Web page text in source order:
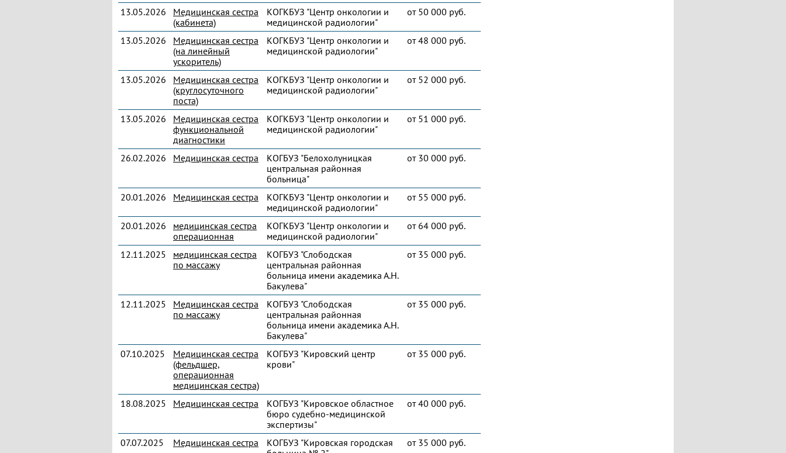
13.05.2026
Медицинская сестра
(кабинета)
КОГКБУЗ "Центр онкологии и
медицинской радиологии"
от 50 000 руб.
13.05.2026
Медицинская сестра
(на линейный
ускоритель)
КОГКБУЗ "Центр онкологии и
медицинской радиологии"
от 48 000 руб.
13.05.2026
Медицинская сестра
(круглосуточного
поста)
КОГКБУЗ "Центр онкологии и
медицинской радиологии"
от 52 000 руб.
13.05.2026
Медицинская сестра
функциональной
диагностики
КОГКБУЗ "Центр онкологии и
медицинской радиологии"
от 51 000 руб.
26.02.2026 Медицинская сестра
КОГБУЗ "Белохолуницкая
центральная районная
больница"
от 30 000 руб.
20.01.2026 Медицинская сестра
КОГКБУЗ "Центр онкологии и
медицинской радиологии"
от 55 000 руб.
20.01.2026
медицинская сестра
операционная
КОГКБУЗ "Центр онкологии и
медицинской радиологии"
от 64 000 руб.
12.11.2025
медицинская сестра
по массажу
КОГБУЗ "Слободская
центральная районная
больница имени академика А.Н.
Бакулева"
от 35 000 руб.
12.11.2025
Медицинская сестра
по массажу
КОГБУЗ "Слободская
центральная районная
больница имени академика А.Н.
Бакулева"
от 35 000 руб.
07.10.2025
Медицинская сестра
(фельдшер,
операционная
медицинская сестра)
КОГБУЗ "Кировский центр
крови"
от 35 000 руб.
18.08.2025 Медицинская сестра
КОГБУЗ "Кировское областное
бюро судебно-медицинской
экспертизы"
от 40 000 руб.
07.07.2025 Медицинская сестра
КОГБУЗ "Кировская городская
от 35 000 руб.